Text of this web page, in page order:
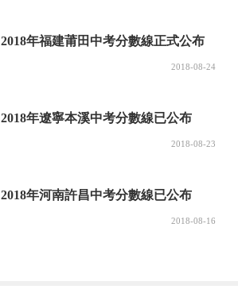
2018年福建莆田中考分數線正式公布
2018-08-24
2018年遼寧本溪中考分數線已公布
2018-08-23
2018年河南許昌中考分數線已公布
2018-08-16